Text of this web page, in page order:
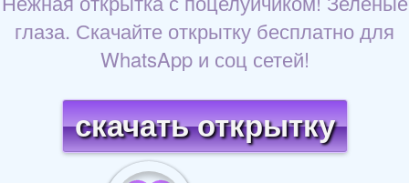
глаза. Скачайте открытку бесплатно для
WhatsApp и соц сетей!
скачать открытку